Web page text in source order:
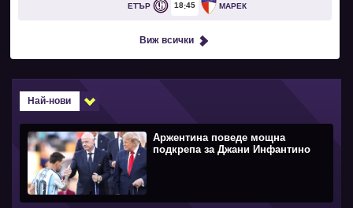
ЕТЪР 18 45 МАРЕК
Виж всички
Най-нови
Аржентина поведе мощна
подкрепа за Джани Инфантино